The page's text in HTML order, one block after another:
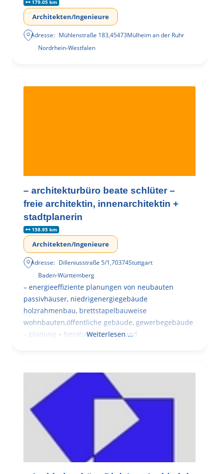
179.05 km
Architekten/Ingenieure
Adresse: Mühlenstraße 183,45473Mülheim an der Ruhr
Nordrhein-Westfalen
– architekturbüro beate schlüter –
freie architektin, innenarchitektin +
stadtplanerin
158.95 km
Architekten/Ingenieure
Adresse: Dilleniusstraße 5/1,70374Stuttgart
Baden-Württemberg
– energieeffiziente planungen von neubauten
passivhäuser, niedrigenergiegebäude
holzrahmenbau, brettstapelbauweise
wohnbauten,öffentliche gebäude, gewerbegebäude
– planung + beratung bei an – und
Weiterlesen …